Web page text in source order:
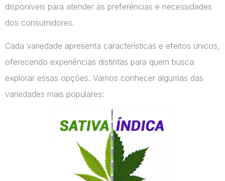
disponíveis para atender às preferências e necessidades
dos consumidores.
Cada variedade apresenta características e efeitos únicos,
oferecendo experiências distintas para quem busca
explorar essas opções. Vamos conhecer algumas das
variedades mais populares: